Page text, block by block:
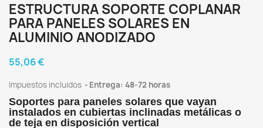
ESTRUCTURA SOPORTE COPLANAR
PARA PANELES SOLARES EN
ALUMINIO ANODIZADO
55,06 €
Impuestos incluidos Entrega: 48-72 horas
Soportes para paneles solares que vayan
instalados en cubiertas inclinadas metálicas o
de teja en disposición vertical